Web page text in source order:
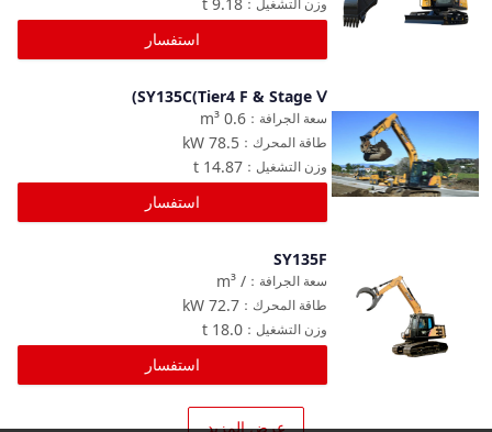
وزن التشغيل ：
استفسار
SY135C(Tier4 F & Stage Ⅴ)
0.6
m³ سعة الجرافة ：
78.5
kW طاقة المحرك ：
14.87
t وزن التشغيل ：
استفسار
SY135F
/
m³ سعة الجرافة ：
72.7
kW طاقة المحرك ：
18.0
t وزن التشغيل ：
استفسار
عرض المزيد